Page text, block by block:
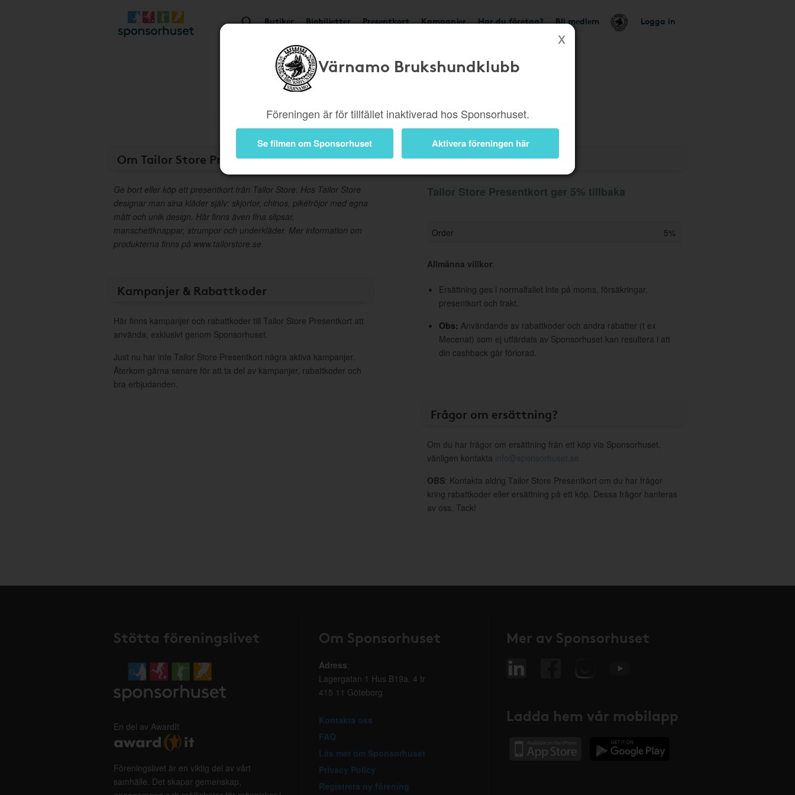
Butiker Biobiljetter Presentkort Kampanjer Har du företag? Bli medlem Logga in
Värnamo Brukshundklubb
Föreningen är för tillfället inaktiverad hos Sponsorhuset.
Se filmen om Sponsorhuset Aktivera föreningen här
Om Tailor Store Presentkort
Ge bort eller köp ett presentkort från Tailor Store. Hos Tailor Store
designar man sina kläder själv: skjortor, chinos, pikétröjor med egna
mått och unik design. Här finns även fina slipsar,
manschettknappar, strumpor och underkläder. Mer information om
produkterna finns på www.tailorstore.se.
Kampanjer & Rabattkoder
Här finns kampanjer och rabattkoder till Tailor Store Presentkort att
använda, exklusivt genom Sponsorhuset.
Just nu har inte Tailor Store Presentkort några aktiva kampanjer.
Återkom gärna senare för att ta del av kampanjer, rabattkoder och
bra erbjudanden.
Information
Tailor Store Presentkort ger 5% tillbaka
Order 5%
Allmänna villkor:
Ersättning ges i normalfallet inte på moms, försäkringar,
presentkort och frakt.
Obs: Användande av rabattkoder och andra rabatter (t ex
Mecenat) som ej utfärdats av Sponsorhuset kan resultera i att
din cashback går förlorad.
Frågor om ersättning?
Om du har frågor om ersättning från ett köp via Sponsorhuset,
vänligen kontakta info@sponsorhuset.se
OBS: Kontakta aldrig Tailor Store Presentkort om du har frågor
kring rabattkoder eller ersättning på ett köp. Dessa frågor hanteras
av oss. Tack!
Stötta föreningslivet
En del av AwardIt
Föreningslivet är en viktig del av vårt
samhälle. Det skapar gemenskap,
Om Sponsorhuset
Adress:
Lagergatan 1 Hus B19a, 4 tr
415 11 Göteborg
Kontakta oss
FAQ
Läs mer om Sponsorhuset
Privacy Policy
Registrera ny förening
Mer av Sponsorhuset
Ladda hem vår mobilapp